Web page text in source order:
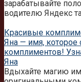
зарабатывайте
водителю Яндекс
Красивые
Яна — имя, которое
комплиментов!
Яна
Вдыхайте магию